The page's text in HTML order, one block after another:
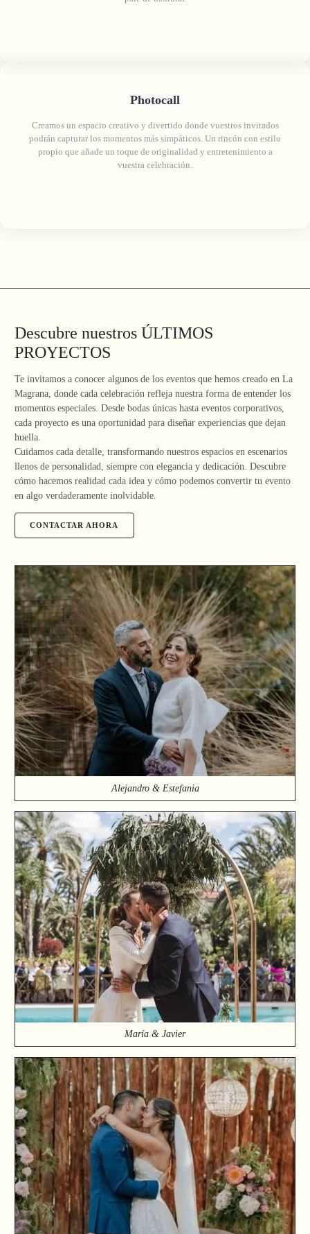
Photocall
Creamos un espacio creativo y divertido donde vuestros invitados
podrán capturar los momentos más simpáticos. Un rincón con estilo
propio que añade un toque de originalidad y entretenimiento a
vuestra celebración.
Alejandro & Estefania
María & Javier
Descubre nuestros ÚLTIMOS
PROYECTOS
Te invitamos a conocer algunos de los eventos que hemos creado en La
Magrana, donde cada celebración refleja nuestra forma de entender los
momentos especiales. Desde bodas únicas hasta eventos corporativos,
cada proyecto es una oportunidad para diseñar experiencias que dejan
huella.
Cuidamos cada detalle, transformando nuestros espacios en escenarios
llenos de personalidad, siempre con elegancia y dedicación. Descubre
cómo hacemos realidad cada idea y cómo podemos convertir tu evento
en algo verdaderamente inolvidable.
CONTACTAR AHORA